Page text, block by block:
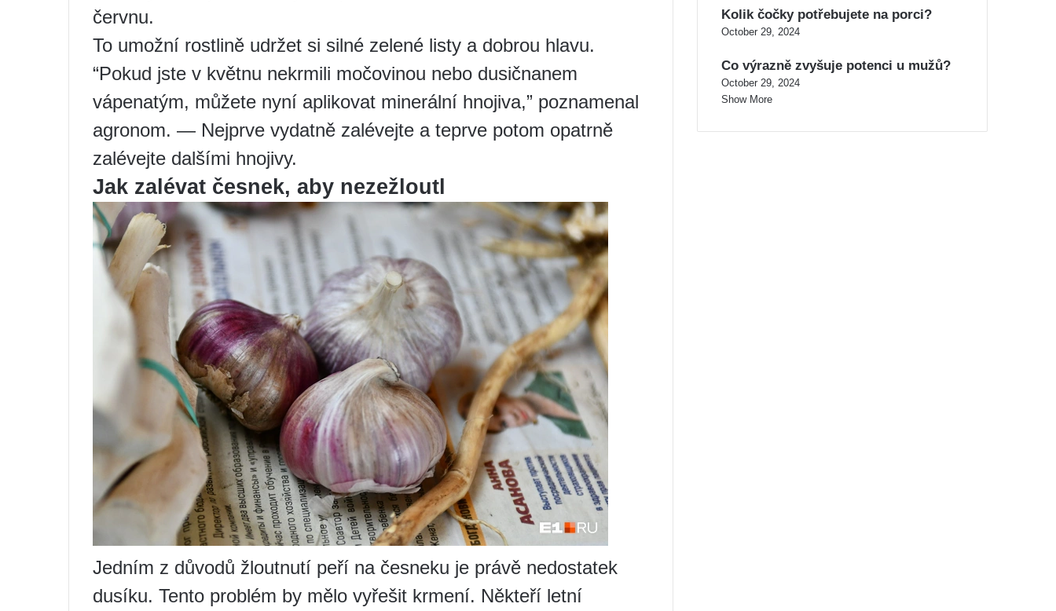
červnu.
To umožní rostlině udržet si silné zelené listy a dobrou hlavu.
“Pokud jste v květnu nekrmili močovinou nebo dusičnanem
vápenatým, můžete nyní aplikovat minerální hnojiva,” poznamenal
agronom. — Nejprve vydatně zalévejte a teprve potom opatrně
zalévejte dalšími hnojivy.
Jak zalévat česnek, aby nezežloutl
Jedním z důvodů žloutnutí peří na česneku je právě nedostatek
dusíku. Tento problém by mělo vyřešit krmení. Někteří letní
Kolik čočky potřebujete na porci?
October 29, 2024
Co výrazně zvyšuje potenci u mužů?
October 29, 2024
Show More